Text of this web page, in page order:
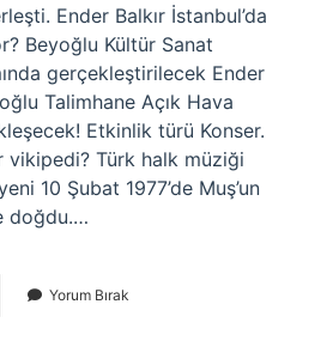
Ender Balkır İstanbul’da
Beyoğlu Kültür Sanat
gerçekleştirilecek Ender
Talimhane Açık Hava
Etkinlik türü Konser.
vikipedi? Türk halk müziği
10 Şubat 1977’de Muş’un
doğdu.…
Yorum Bırak